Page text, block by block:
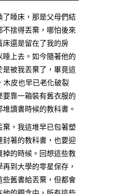
睡床，那是父母們結
捨得丟棄，哪怕後來
床還是留在了我的房
睡上去。如今隨著他的
被我丟棄了，畢竟這
木皮也早已老化破裂
靠一箱裝有舊衣服的
讀書時候的教科書。
，我這堆早已包著塑
著的教科書，也要迎
掉的時候。回想這些教
到大學的零星保存，
舊書給丟棄，但都會